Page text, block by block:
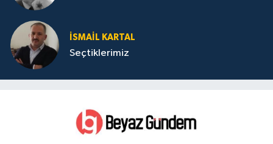
İSMAIL KARTAL
Seçtiklerimiz